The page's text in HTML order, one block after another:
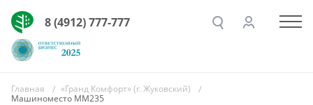
8 (4912) 777-777
Главная
«Гранд Комфорт» (г. Жуковский)
Машиноместо ММ235